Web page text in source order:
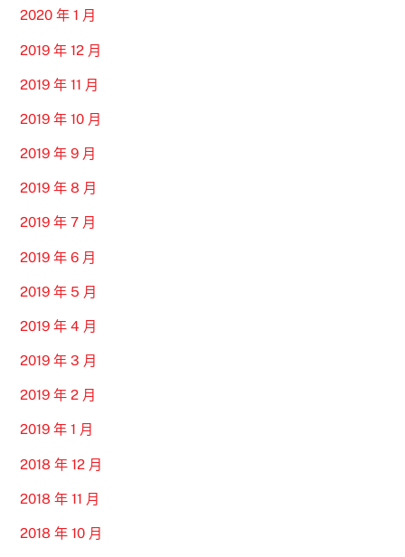
2020 年 1 月
2019 年 12 月
2019 年 11 月
2019 年 10 月
2019 年 9 月
2019 年 8 月
2019 年 7 月
2019 年 6 月
2019 年 5 月
2019 年 4 月
2019 年 3 月
2019 年 2 月
2019 年 1 月
2018 年 12 月
2018 年 11 月
2018 年 10 月